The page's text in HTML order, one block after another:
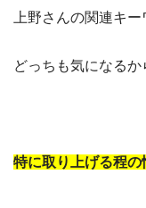
上野さんの関連キ
どっちも気になるか
特に取り上げる程の